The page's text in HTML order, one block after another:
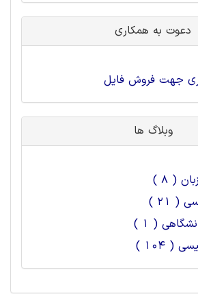
دعوت به همکاری
جهت فروش فایل
وبلاگ ها
( 8 )
21 )
( 1 )
104 )